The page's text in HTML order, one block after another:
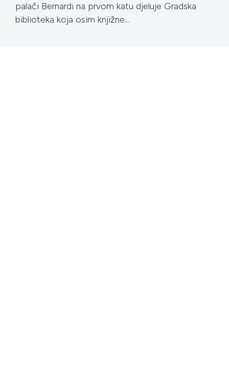
palači Bernardi na prvom katu djeluje Gradska
biblioteka koja osim knjižne...